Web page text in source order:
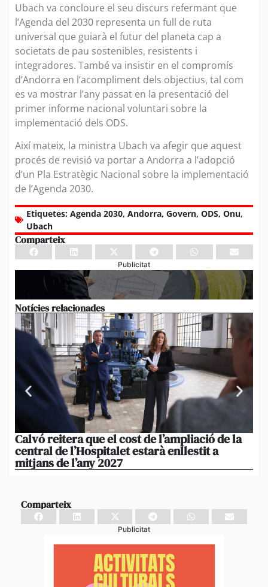
Ubach va concloure el seu discurs refermant que
l’Agenda del 2030 representa un full de ruta
universal que guiarà el futur del planeta cap a
societats de pau sostenibles, resistents i
integradores. També va insistir en el compromís
d’Andorra en l’acompliment dels objectius, tal com
es va mostrar l’any passat en la presentació del
primer informe nacional voluntari sobre la
implementació dels ODS.
Així mateix, la ministra Ubach va afegir que aquest
procés de revisió va portar a Andorra a l’adopció
d’un Pla Estratègic Nacional sobre la implementació
de l’Agenda 2030.
Etiquetes: Agenda 2030, Andorra, Govern, ODS, Onu,
Ubach
Comparteix
Publicitat
Notícies relacionades
Calvó reitera que el cost de l’ampliació de la
central de l’Hospitalet estarà enllestit a
mitjans de l’any 2027
Comparteix
Publicitat